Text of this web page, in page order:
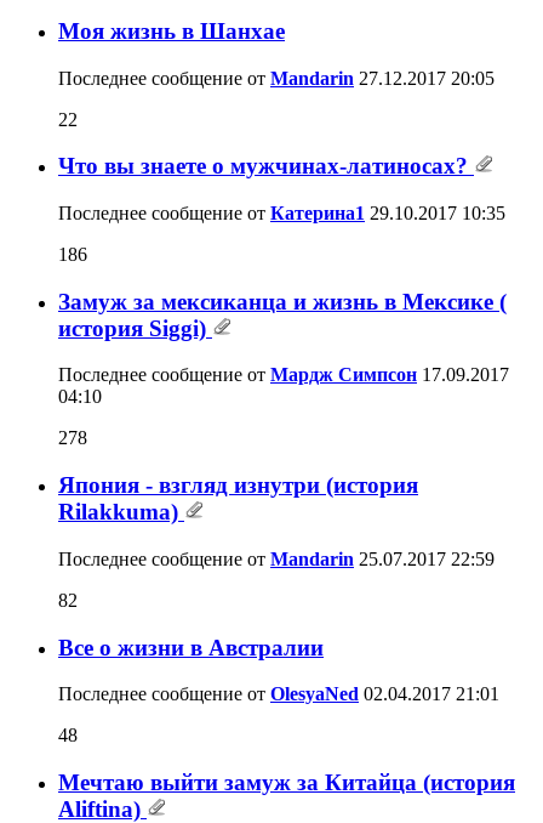
Моя жизнь в Шанхае
Последнее сообщение от Mandarin 27.12.2017 20:05
22
Что вы знаете о мужчинах-латиносах?
Последнее сообщение от Катерина1 29.10.2017 10:35
186
Замуж за мексиканца и жизнь в Мексике (
история Siggi)
Последнее сообщение от Мардж Симпсон 17.09.2017
04:10
278
Япония - взгляд изнутри (история
Rilakkuma)
Последнее сообщение от Mandarin 25.07.2017 22:59
82
Все о жизни в Австралии
Последнее сообщение от OlesyaNed 02.04.2017 21:01
48
Мечтаю выйти замуж за Китайца (история
Aliftina)